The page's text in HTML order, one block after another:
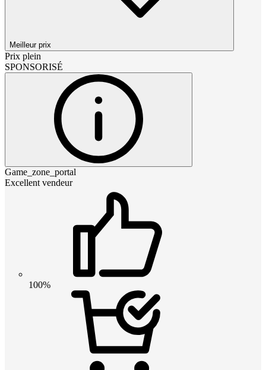
Meilleur prix
Prix plein
SPONSORISÉ
Game_zone_portal
Excellent vendeur
100%